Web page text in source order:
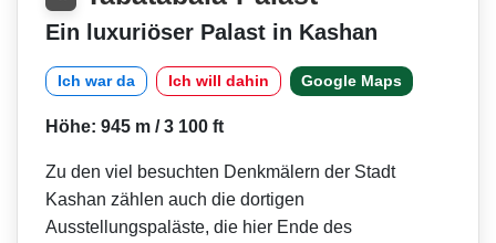
Ein luxuriöser Palast in Kashan
Ich war da Ich will dahin Google Maps
Höhe: 945 m / 3 100 ft
Zu den viel besuchten Denkmälern der Stadt
Kashan zählen auch die dortigen
Ausstellungspaläste, die hier Ende des